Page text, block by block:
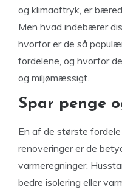
og klimaaftryk, er
Men hvad indebærer
hvorfor er de så
fordelene, og hvorfor
og miljømæssigt.
Spar penge
En af de største
renoveringer er de
varmeregninger.
bedre isolering eller